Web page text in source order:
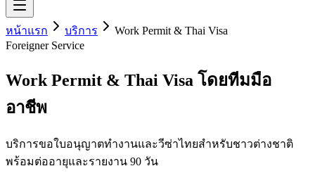
หน้าแรก บริการ
Work Permit & Thai Visa
Foreigner Service
Work Permit & Thai Visa โดยทีมมือ
อาชีพ
บริการขอใบอนุญาตทำงานและวีซ่าไทยสำหรับชาวต่างชาติ
พร้อมต่ออายุและรายงาน 90 วัน